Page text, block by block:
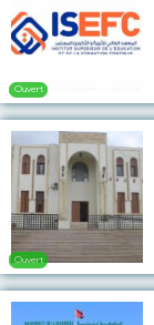
Ouvert
Ouvert